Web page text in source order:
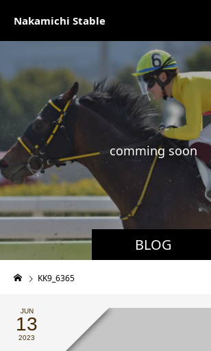
Nakamichi Stable
BLOG
m in g soon
現
KK9_6365
JUN
13
2023